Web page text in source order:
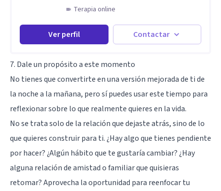
Terapia online
Ver perfil Contactar
7. Dale un propósito a este momento
No tienes que convertirte en una versión mejorada de ti de
la noche a la mañana, pero sí puedes usar este tiempo para
reflexionar sobre lo que realmente quieres en la vida.
No se trata solo de la relación que dejaste atrás, sino de lo
que quieres construir para ti. ¿Hay algo que tienes pendiente
por hacer? ¿Algún hábito que te gustaría cambiar? ¿Hay
alguna relación de amistad o familiar que quisieras
retomar? Aprovecha la oportunidad para reenfocar tu